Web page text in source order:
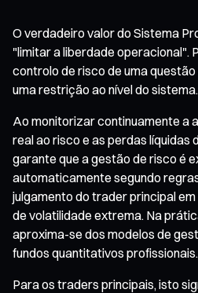
O verdadeiro valor do Sistema
"limitar a liberdade operacional".
controlo de risco de uma
uma restrição ao nível do sistema.
Ao monitorizar continuamente a
real ao risco e as perdas líquidas
garante que a gestão de risco é
automaticamente segundo
julgamento do trader principal
de volatilidade extrema. Na
aproxima-se dos modelos de
fundos quantitativos profissionais.
Para os traders principais, isto